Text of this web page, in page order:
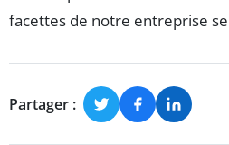
facettes de notre entreprise
Partager :